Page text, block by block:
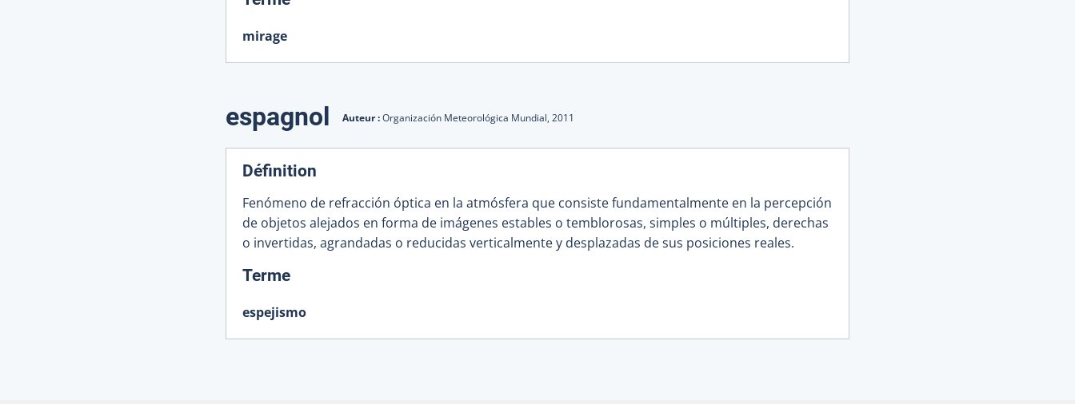
mirage
espagnol Auteur :Organización Meteorológica Mundial, 2011
Définition
Fenómeno de refracción óptica en la atmósfera que consiste fundamentalmente en la percepción
de objetos alejados en forma de imágenes estables o temblorosas, simples o múltiples, derechas
o invertidas, agrandadas o reducidas verticalmente y desplazadas de sus posiciones reales.
Terme:
espejismo